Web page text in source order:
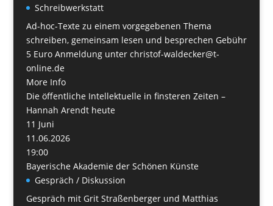
Schreibwerkstatt
Ad-hoc-Texte zu einem vorgegebenen Thema
schreiben, gemeinsam lesen und besprechen Gebühr
5 Euro Anmeldung unter christof-waldecker@t-
online.de
More Info
Die öffentliche Intellektuelle in finsteren Zeiten –
Hannah Arendt heute
11 Juni
11.06.2026
19:00
Bayerische Akademie der Schönen Künste
Gespräch / Diskussion
Gespräch mit Grit Straßenberger und Matthias